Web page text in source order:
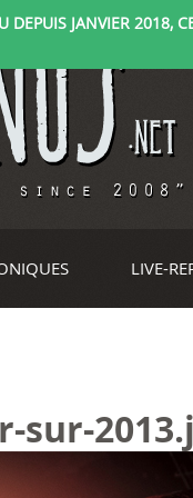
JANVIER 2018,
LIVE-